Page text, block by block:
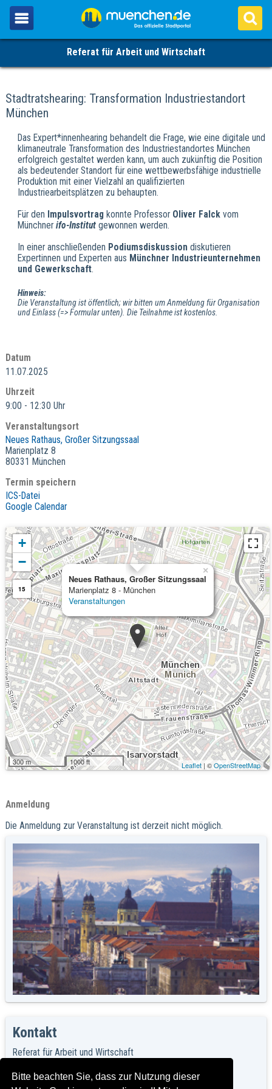
Bitte beachten Sie, dass zur Nutzung dieser
Referat für Arbeit und Wirtschaft
Stadtratshearing: Transformation Industriestandort
München
Das Expert*innenhearing behandelt die Frage, wie eine digitale und
klimaneutrale Transformation des Industriestandortes München
erfolgreich gestaltet werden kann, um auch zukünftig die Position
als bedeutender Standort für eine wettbewerbsfähige industrielle
Produktion mit einer Vielzahl an qualifizierten
Industriearbeitsplätzen zu behaupten.
Für den Impulsvortragkonnte Professor Oliver Falckvom
Münchnerifo-Institutgewonnen werden.
In einer anschließenden Podiumsdiskussiondiskutieren
Expertinnen und Experten aus Münchner Industrieunternehmen
und Gewerkschaft.
Hinweis:
Die Veranstaltung ist öffentlich; wir bitten um Anmeldung für Organisation
und Einlass (=> Formular unten). Die Teilnahme ist kostenlos.
Datum
11.07.2025
Uhrzeit
9:00 - 12:30 Uhr
Veranstaltungsort
Neues Rathaus, Großer Sitzungssaal
Marienplatz 8
80331 München
Termin speichern
ICS-Datei
Google Calendar
Neues Rathaus, Großer Sitzungssaal
Marienplatz 8 - München
Veranstaltungen
×
+
−
15
300 m 1000 ft Leaflet| ©OpenStreetMap
Anmeldung
Die Anmeldung zur Veranstaltung ist derzeit nicht möglich.
Kontakt
Referat für Arbeit und Wirtschaft
Herzog-Wilhelm-Straße 15
80331 München